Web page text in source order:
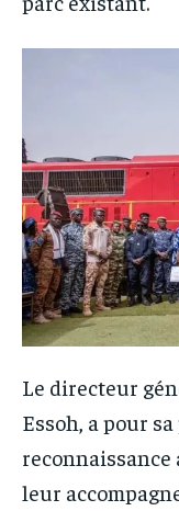
Le directeur
Essoh, a pour
leur